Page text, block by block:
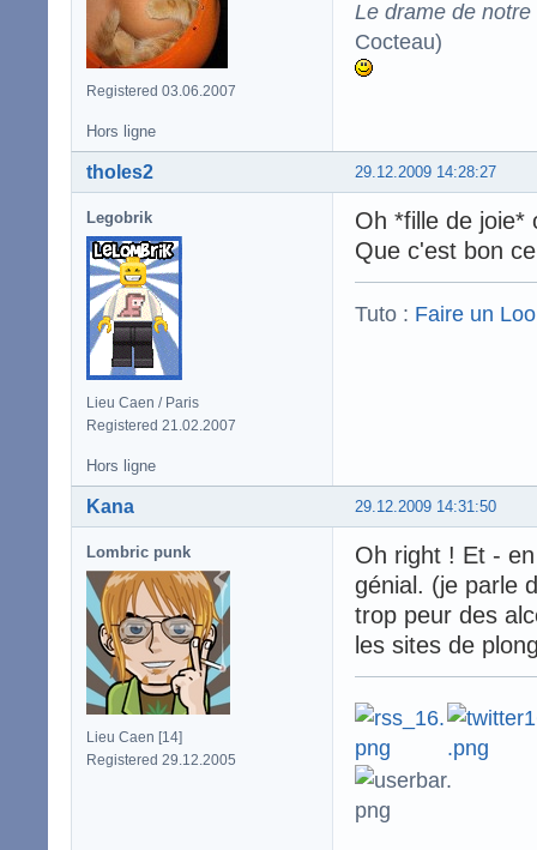
Registered 03.06.2007
Le drame de
Cocteau)
Hors ligne
29.12.2009 14:28:27
tholes2
Legobrik
Lieu Caen / Paris
Registered 21.02.2007
Oh *fille de joie*
Que c'est bon
Tuto : Faire un
Hors ligne
29.12.2009 14:31:50
Kana
Lombric punk
Lieu Caen [14]
Registered 29.12.2005
Oh right ! Et -
génial. (je parle
trop peur des
les sites de